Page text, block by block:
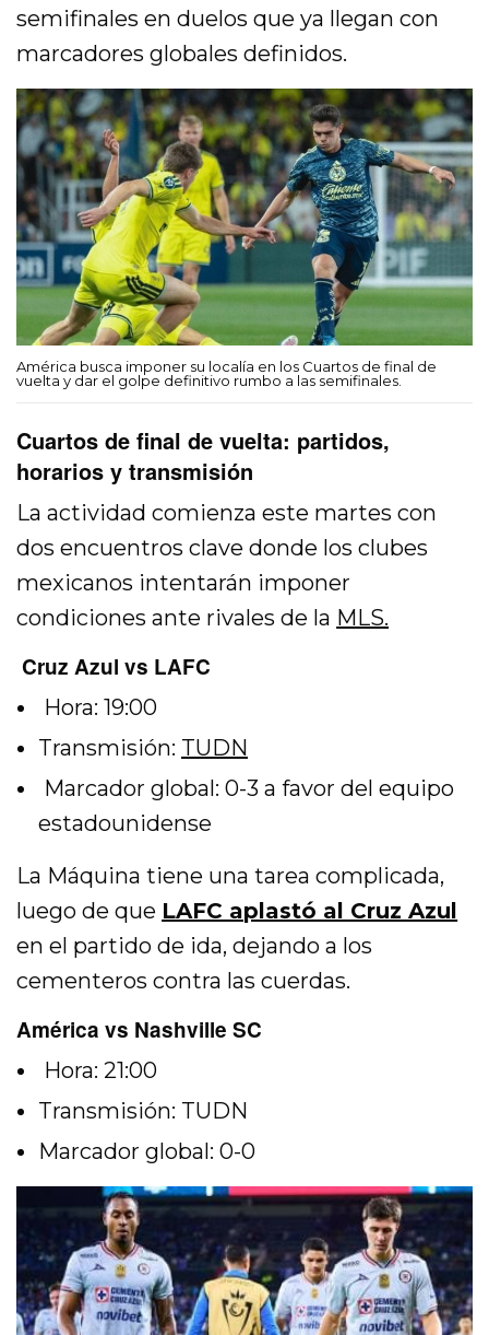
semifinales en duelos que ya llegan con
marcadores globales definidos.
América busca imponer su localía en los Cuartos de final de
vuelta y dar el golpe definitivo rumbo a las semifinales.
Cuartos de final de vuelta: partidos,
horarios y transmisión
La actividad comienza este martes con
dos encuentros clave donde los clubes
mexicanos intentarán imponer
condiciones ante rivales de la MLS.
Cruz Azul vs LAFC
Hora: 19:00
Transmisión: TUDN
Marcador global: 0-3 a favor del equipo
estadounidense
La Máquina tiene una tarea complicada,
luego de que LAFC aplastó al Cruz Azul
en el partido de ida, dejando a los
cementeros contra las cuerdas.
América vs Nashville SC
Hora: 21:00
Transmisión: TUDN
Marcador global: 0-0